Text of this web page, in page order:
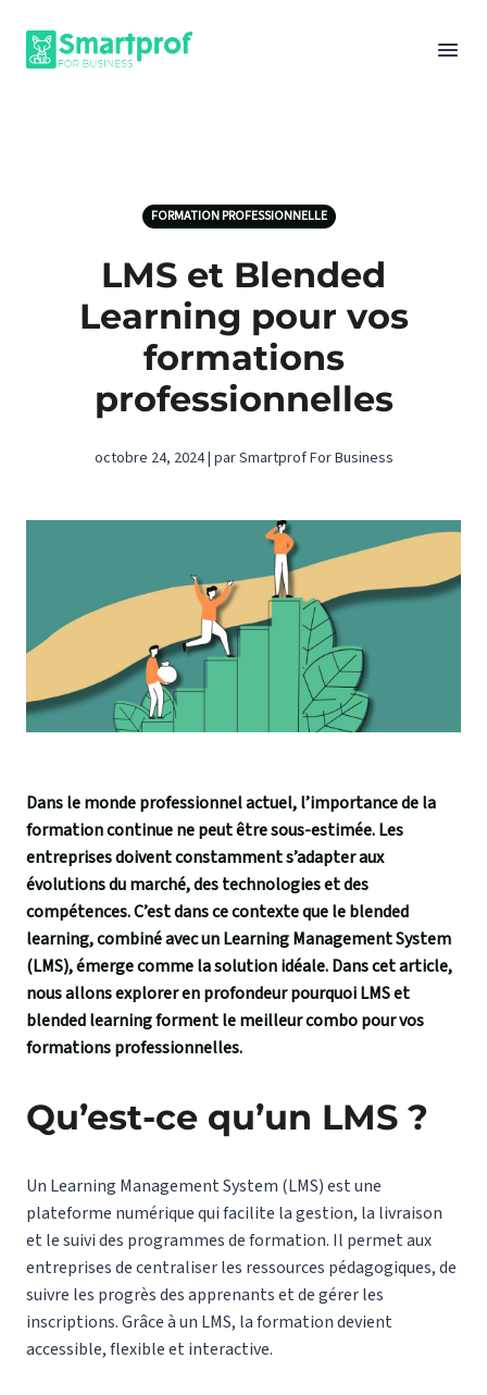
FORMATION PROFESSIONNELLE
LMS et Blended
Learning pour vos
formations
professionnelles
octobre 24, 2024 | par Smartprof For Business
Dans le monde professionnel actuel, l’importance de la
formation continue ne peut être sous-estimée. Les
entreprises doivent constamment s’adapter aux
évolutions du marché, des technologies et des
compétences. C’est dans ce contexte que le blended
learning, combiné avec un Learning Management System
(LMS), émerge comme la solution idéale. Dans cet article,
nous allons explorer en profondeur pourquoi LMS et
blended learning forment le meilleur combo pour vos
formations professionnelles.
Qu’est-ce qu’un LMS ?
Un Learning Management System (LMS) est une
plateforme numérique qui facilite la gestion, la livraison
et le suivi des programmes de formation. Il permet aux
entreprises de centraliser les ressources pédagogiques, de
suivre les progrès des apprenants et de gérer les
inscriptions. Grâce à un LMS, la formation devient
accessible, flexible et interactive.